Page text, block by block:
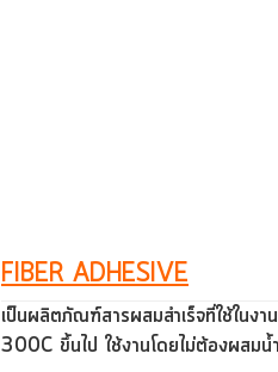
FIBER ADHESIVE
เป็นผลิตภัณฑ์สารผสมสำเร็จที่ใช้ในงา
300C ขึ้นไป ใช้งานโดยไม่ต้องผสมน้